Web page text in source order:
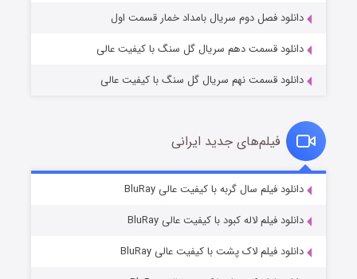
قسمت۷ (زیرنویس) منتشر شد
دانلود فصل دوم سریال بامداد خمار قسمت اول
دانلود قسمت دهم سریال گل سنگ با کیفیت عالی
دانلود قسمت نهم سریال گل سنگ با کیفیت عالی
فیلم‌های جدید ایرانی
دانلود فیلم سال گربه با کیفیت عالی BluRay
دانلود فیلم لاله کبود با کیفیت عالی BluRay
دانلود فیلم لاک پشت با کیفیت عالی BluRay